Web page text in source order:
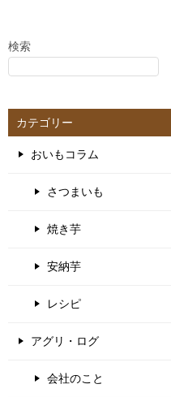
検索
カテゴリー
おいもコラム
さつまいも
焼き芋
安納芋
レシピ
アグリ・ログ
会社のこと